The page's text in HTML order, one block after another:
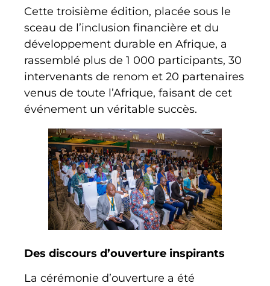
Cette troisième édition, placée sous le
sceau de l’inclusion financière et du
développement durable en Afrique, a
rassemblé plus de 1 000 participants, 30
intervenants de renom et 20 partenaires
venus de toute l’Afrique, faisant de cet
événement un véritable succès.
Des discours d’ouverture inspirants
La cérémonie d’ouverture a été